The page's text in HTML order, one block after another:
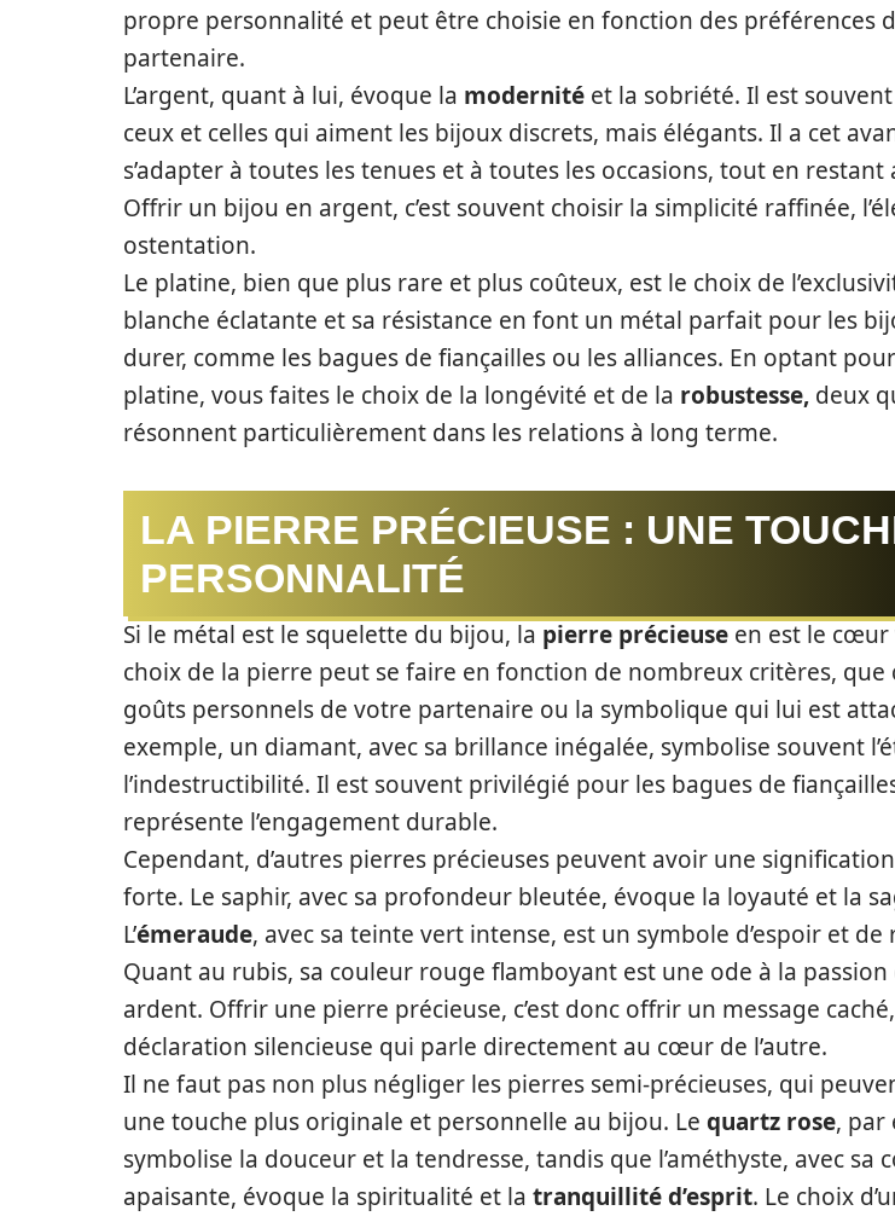
propre personnalité et peut être choisie en fonction des préférences
partenaire.
L’argent, quant à lui, évoque la modernité et la sobriété. Il est
ceux et celles qui aiment les bijoux discrets, mais élégants. Il a cet
s’adapter à toutes les tenues et à toutes les occasions, tout en restant
Offrir un bijou en argent, c’est souvent choisir la simplicité raffinée,
ostentation.
Le platine, bien que plus rare et plus coûteux, est le choix de
blanche éclatante et sa résistance en font un métal parfait pour les
durer, comme les bagues de fiançailles ou les alliances. En optant
platine, vous faites le choix de la longévité et de la robustesse, deux
résonnent particulièrement dans les relations à long terme.
LA PIERRE PRÉCIEUSE : UNE
PERSONNALITÉ
Si le métal est le squelette du bijou, la pierre précieuse en est le cœur
choix de la pierre peut se faire en fonction de nombreux critères, que
goûts personnels de votre partenaire ou la symbolique qui lui est
exemple, un diamant, avec sa brillance inégalée, symbolise souvent
l’indestructibilité. Il est souvent privilégié pour les bagues de
représente l’engagement durable.
Cependant, d’autres pierres précieuses peuvent avoir une
forte. Le saphir, avec sa profondeur bleutée, évoque la loyauté et la
L’émeraude, avec sa teinte vert intense, est un symbole d’espoir et de
Quant au rubis, sa couleur rouge flamboyant est une ode à la passion
ardent. Offrir une pierre précieuse, c’est donc offrir un message
déclaration silencieuse qui parle directement au cœur de l’autre.
Il ne faut pas non plus négliger les pierres semi-précieuses, qui
une touche plus originale et personnelle au bijou. Le quartz rose, par
symbolise la douceur et la tendresse, tandis que l’améthyste, avec sa
apaisante, évoque la spiritualité et la tranquillité d’esprit. Le choix